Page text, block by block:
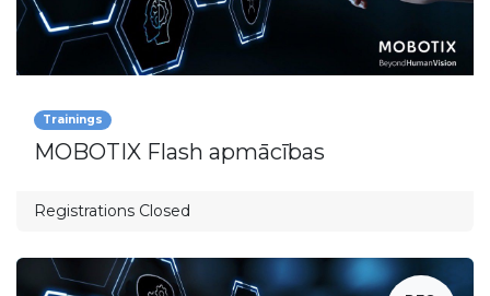
Trainings
MOBOTIX Flash apmācības
Registrations Closed